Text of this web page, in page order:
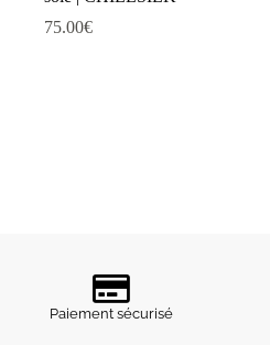
75.00€
Paiement sécurisé